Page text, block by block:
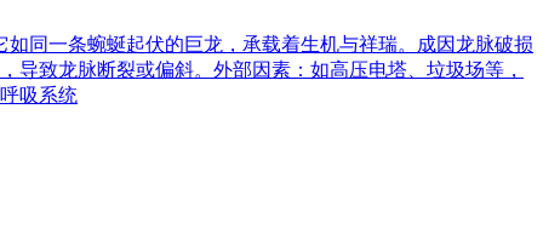
同一条蜿蜒起伏的巨龙，承载着生机与祥瑞。成因龙脉破损
致龙脉断裂或偏斜。外部因素：如高压电塔、垃圾场等，
吸系统